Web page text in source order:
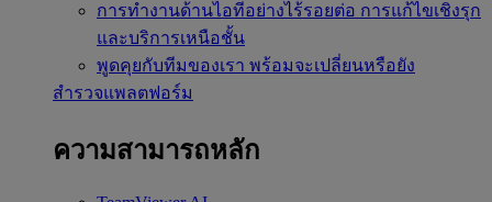
การทำงานด้านไอทีอย่างไร้รอยต่อ การแก้ไขเชิงรุก
และบริการเหนือชั้น
พูดคุยกับทีมของเรา พร้อมจะเปลี่ยนหรือยัง
สำรวจแพลตฟอร์ม
ความสามารถหลัก